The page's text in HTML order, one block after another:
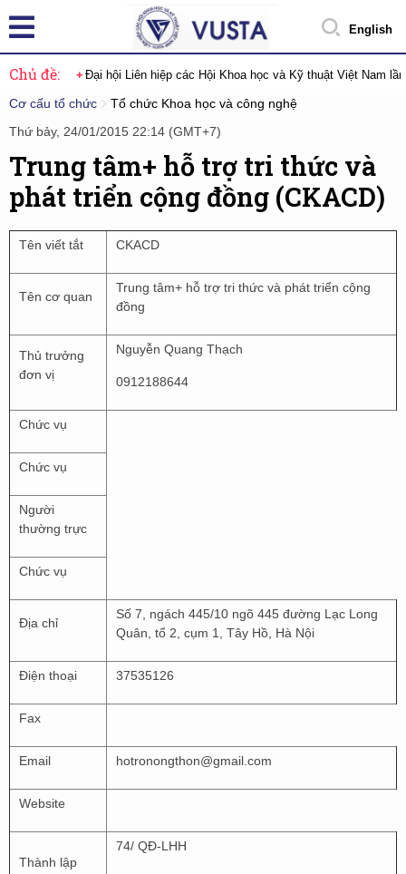
English
Chủ đề: Đại hội Liên hiệp các Hội Khoa học và Kỹ thuật Việt Nam
Cơ cấu tổ chức
Tổ chức Khoa học và công nghệ
Thứ bảy, 24/01/2015 22:14 (GMT+7)
Trung tâm+ hỗ trợ tri thức và
phát triển cộng đồng (CKACD)
Tên viết tắt CKACD
Tên cơ quan
Trung tâm+ hỗ trợ tri thức và phát triển cộng
đồng
Thủ trưởng
đơn vị
Nguyễn Quang Thạch
0912188644
Chức vụ
Chức vụ
Người
thường trực
Chức vụ
Địa chỉ
Số 7, ngách 445/10 ngõ 445 đường Lạc Long
Quân, tổ 2, cụm 1, Tây Hồ, Hà Nội
Điện thoại 37535126
Fax
Email hotronongthon@gmail.com
Website
Thành lập
74/ QĐ-LHH